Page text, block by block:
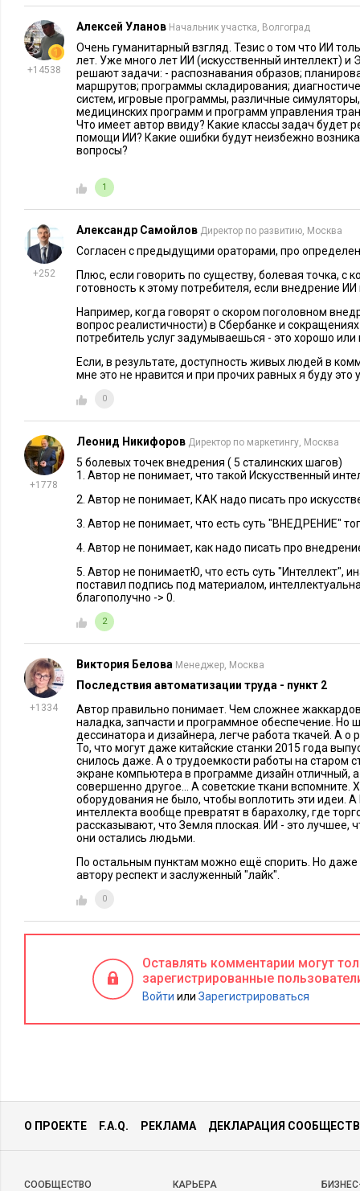
примитивными и повторяющимися операциями, в том
маркетингом. Однако для них все равно потребуется
адаптация. Поэтому, чтобы успешно внедрять ИИ и плавно
алгоритмы, необходимы согласованные действия разных
5. Сохранение человеческого лица HR-
В применении новых технологий важен баланс и
мнение, чтов такой сфере, как подбор персонала
предпочтительнее, чем человеческое общение. Машина
сотен резюме и поиском подходящего кандидата.
Решая различные HR-задачи, важно оставаться
чувствуют себя более комфортно, когда общаются с
интеллект будет ценным в таких областях, как начисление
оценка эффективности и планирование работы
не заменит HR-специалистов.
Перевод с английского. Источник:entrepreneur.com
Фото: pixabay.com
+14538
Алексей Уланов Начальник участка, Волгоград
Очень гуманитарный взгляд. Тезис о том что ИИ
лет. Уже много лет ИИ (искусственный интеллект)
решают задачи: - распознавания образов;
маршрутов; программы складирования;
систем, игровые программы, различные
медицинских программ и программ управления
Что имеет автор ввиду? Какие классы задач будет
помощи ИИ? Какие ошибки будут неизбежно
вопросы?
1
+252
Александр Самойлов Директор по развитию, Москва
Согласен с предыдущими ораторами, про
Плюс, если говорить по существу, болевая точка, с
готовность к этому потребителя, если внедрение ИИ
Например, когда говорят о скором поголовном
вопрос реалистичности) в Сбербанке и сокращениях
потребитель услуг задумываешься - это хорошо или
Если, в результате, доступность живых людей в
мне это не нравится и при прочих равных я буду
0
+1778
Леонид Никифоров Директор по маркетингу, Москва
5 болевых точек внедрения ( 5 сталинских шагов)
1. Автор не понимает, что такой Искусственный
2. Автор не понимает, КАК надо писать про
3. Автор не понимает, что есть суть "ВНЕДРЕНИЕ"
4. Автор не понимает, как надо писать про
5. Автор не понимаетЮ, что есть суть "Интеллект",
поставил подпись под материалом,
благополучно -> 0.
2
+1334
Виктория Белова Менеджер, Москва
Последствия автоматизации труда - пункт 2
Автор правильно понимает. Чем сложнее
наладка, запчасти и программное обеспечение. Но
дессинатора и дизайнера, легче работа ткачей. А о
То, что могут даже китайские станки 2015 года
снилось даже. А о трудоемкости работы на старом
экране компьютера в программе дизайн отличный,
совершенно другое... А советские ткани
оборудования не было, чтобы воплотить эти идеи. А
интеллекта вообще превратят в барахолку, где
рассказывают, что Земля плоская. ИИ - это
они остались людьми.
По остальным пунктам можно ещё спорить. Но даже
автору респект и заслуженный "лайк".
0
Оставлять комментарии могут
зарегистрированные
Войти или Зарегистрироваться
О ПРОЕКТЕ F.A.Q. РЕКЛАМА ДЕКЛАРАЦИЯ
CООБЩЕСТВО КАРЬЕРА